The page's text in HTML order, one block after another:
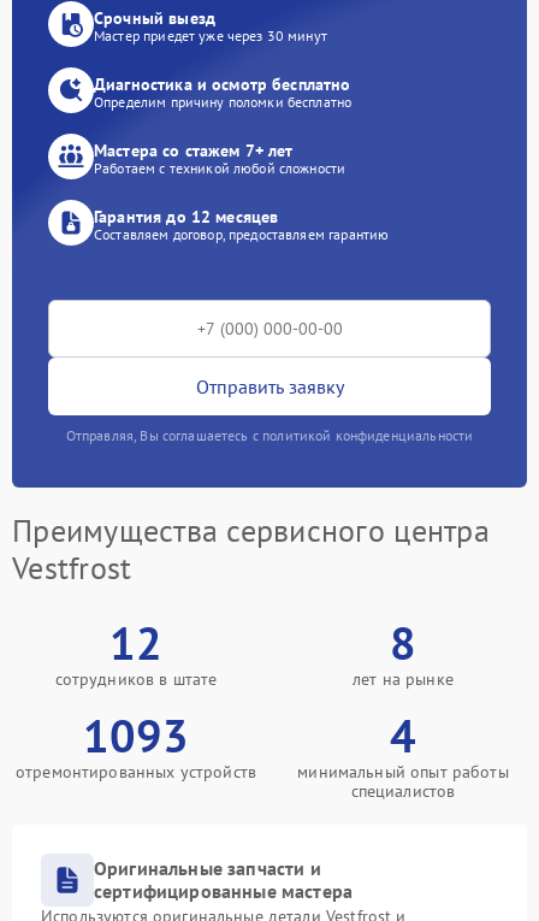
Срочный выезд
Мастер приедет уже через 30 минут
Диагностика и осмотр бесплатно
Определим причину поломки бесплатно
Мастера со стажем 7+ лет
Работаем с техникой любой сложности
Гарантия до 12 месяцев
Составляем договор, предоставляем гарантию
Отправить заявку
Отправляя, Вы соглашаетесь с политикой конфиденциальности
Преимущества сервисного центра
Vestfrost
12
сотрудников в штате
8
лет на рынке
1093
отремонтированных устройств
4
минимальный опыт работы
специалистов
Оригинальные запчасти и
сертифицированные мастера
Используются оригинальные детали Vestfrost и